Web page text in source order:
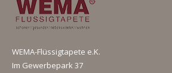
WEMA-Flüssigtapete e.K.
Im Gewerbepark 37